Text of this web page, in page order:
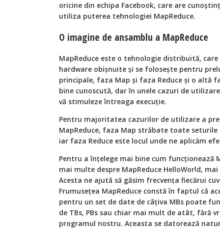
oricine din echipa Facebook, care are
utiliza puterea tehnologiei MapReduce.
O imagine de ansamblu a MapReduce
MapReduce este o tehnologie distribuită,
hardware obișnuite și se folosește pentru
principale, faza Map și faza Reduce și o altă
bine cunoscută, dar în unele cazuri de
vă stimuleze întreaga execuție.
Pentru majoritatea cazurilor de utilizare a
MapReduce, faza Map străbate toate
iar faza Reduce este locul unde ne aplicăm
Pentru a înțelege mai bine cum funcționează
mai multe despre MapReduce HelloWorld,
Acesta ne ajută să găsim frecvența fiecărui
Frumusețea MapReduce constă în faptul că
pentru un set de date de câțiva MBs poate
de TBs, PBs sau chiar mai mult de atât, fără
programul nostru. Aceasta se datorează